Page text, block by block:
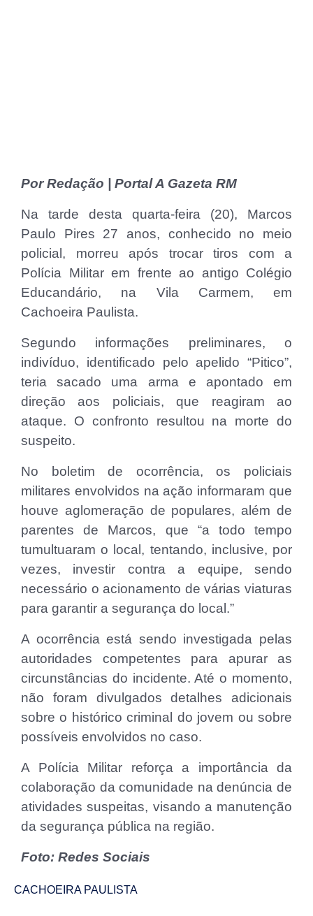
Por Redação | Portal A Gazeta RM
Na tarde desta quarta-feira (20), Marcos
Paulo Pires 27 anos, conhecido no meio
policial, morreu após trocar tiros com a
Polícia Militar em frente ao antigo Colégio
Educandário, na Vila Carmem, em
Cachoeira Paulista.
Segundo informações preliminares, o
indivíduo, identificado pelo apelido “Pitico”,
teria sacado uma arma e apontado em
direção aos policiais, que reagiram ao
ataque. O confronto resultou na morte do
suspeito.
No boletim de ocorrência, os policiais
militares envolvidos na ação informaram que
houve aglomeração de populares, além de
parentes de Marcos, que “a todo tempo
tumultuaram o local, tentando, inclusive, por
vezes, investir contra a equipe, sendo
necessário o acionamento de várias viaturas
para garantir a segurança do local.”
A ocorrência está sendo investigada pelas
autoridades competentes para apurar as
circunstâncias do incidente. Até o momento,
não foram divulgados detalhes adicionais
sobre o histórico criminal do jovem ou sobre
possíveis envolvidos no caso.
A Polícia Militar reforça a importância da
colaboração da comunidade na denúncia de
atividades suspeitas, visando a manutenção
da segurança pública na região.​​
Foto: Redes Sociais
CACHOEIRA PAULISTA